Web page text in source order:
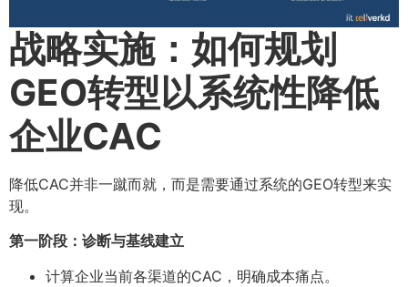
战略实施：如何规划
GEO转型以系统性降低
企业CAC
降低CAC并非一蹴而就，而是需要通过系统的GEO转型来实
现。
第一阶段：诊断与基线建立
计算企业当前各渠道的CAC，明确成本痛点。